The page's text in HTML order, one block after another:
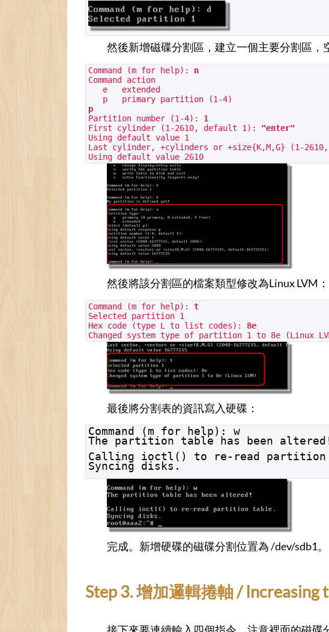
然後新增磁碟分割區，建立一個主要分割區，
Command (m for help): n
Command action
e extended
p primary partition (1-4)
p
Partition number (1-4): 1
First cylinder (1-2610, default 1):
"enter"
Using default value 1
Last cylinder, +cylinders or +size{K,M,G} (1-
Using default value 2610
然後將該分割區的檔案類型修改為Linux LVM：
Command (m for help):
t
Selected partition 1
Hex code (type L to list codes): 8e
Changed system type of partition 1 to 8e (Linux
最後將分割表的資訊寫入硬碟：
Command (m for help): w
The partition table has been
Calling ioctl() to re-read partition
Syncing disks.
完成。新增硬碟的磁碟分割位置為 /dev/sdb1。
Step 3. 增加邏輯捲軸 / Increasing